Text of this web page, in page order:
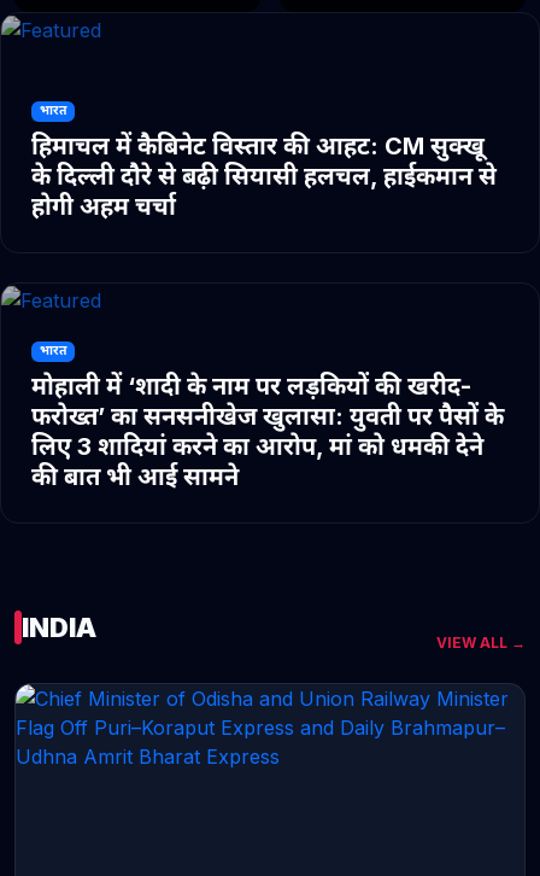
भारत
हिमाचल में कैबिनेट विस्तार की आहट: CM सुक्खू
के दिल्ली दौरे से बढ़ी सियासी हलचल, हाईकमान से
होगी अहम चर्चा
भारत
मोहाली में ‘शादी के नाम पर लड़कियों की खरीद-
फरोख्त’ का सनसनीखेज खुलासा: युवती पर पैसों के
लिए 3 शादियां करने का आरोप, मां को धमकी देने
की बात भी आई सामने
INDIA VIEW ALL →